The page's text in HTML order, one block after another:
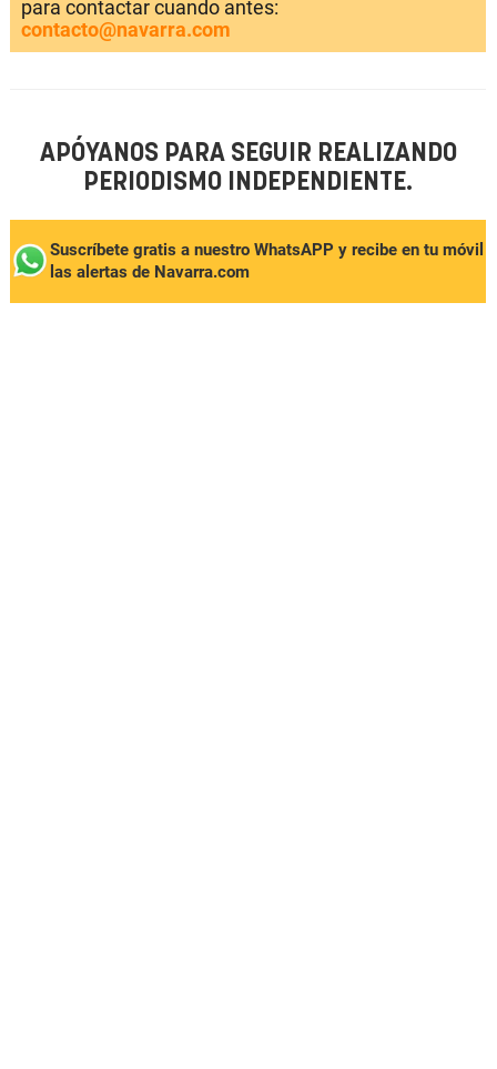
para contactar cuando antes:
contacto@navarra.com
APÓYANOS PARA SEGUIR REALIZANDO
PERIODISMO INDEPENDIENTE.
Suscríbete gratis a nuestro WhatsAPP y recibe en tu móvil
las alertas de Navarra.com